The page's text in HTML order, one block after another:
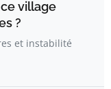
village
?
et instabilité